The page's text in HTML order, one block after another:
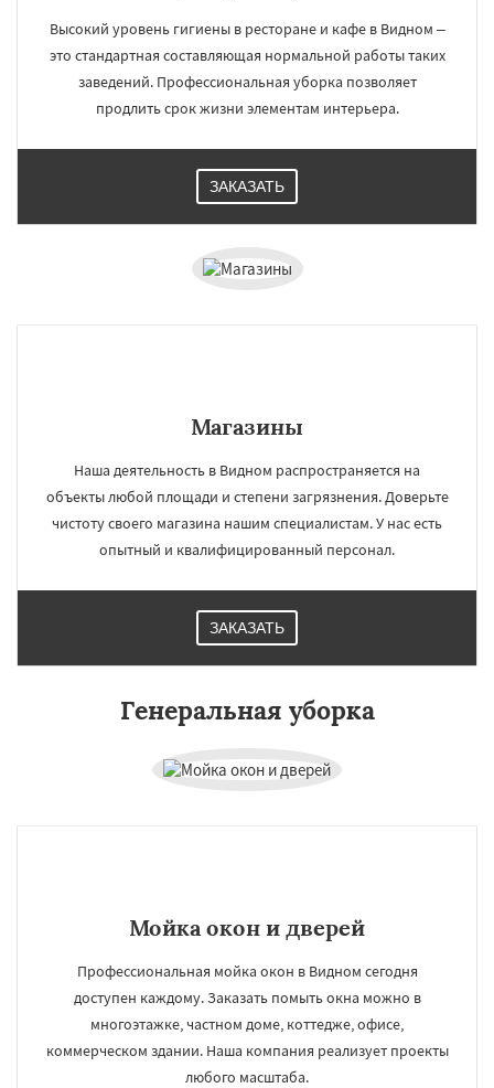
Работаем по
регионам
Волоколамск Воскресенск Высоковск
Жуковский Зарайск
Ивантеевка Истра Кашира
Клин Коломна Королев Котельники
Краснозаводск Краснознаменск
Ликино-Дулево
Люберцы Можайск Мытищи
Высокий уровень гигиены в ресторане и кафе в Видном –
это стандартная составляющая нормальной работы таких
заведений. Профессиональная уборка позволяет
продлить срок жизни элементам интерьера.
ЗАКАЗАТЬ
Магазины
Наша деятельность в Видном распространяется на
объекты любой площади и степени загрязнения. Доверьте
чистоту своего магазина нашим специалистам. У нас есть
опытный и квалифицированный персонал.
ЗАКАЗАТЬ
Генеральная уборка
Мойка окон и дверей
Профессиональная мойка окон в Видном сегодня
доступен каждому. Заказать помыть окна можно в
многоэтажке, частном доме, коттедже, офисе,
коммерческом здании. Наша компания реализует проекты
любого масштаба.
УЗНАТЬ ПОДРОБНЕЕ
Даю согласие на обработку персональных данных